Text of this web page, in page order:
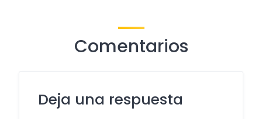
Comentarios
Deja una respuesta